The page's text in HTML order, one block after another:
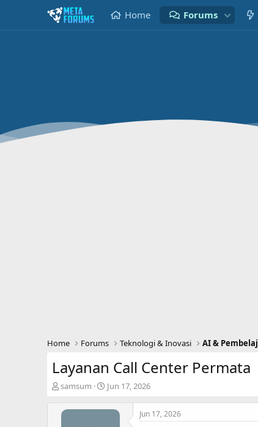
Home Forums
Home Forums Teknologi & Inovasi AI &
Layanan Call Center Permata
T
e
samsum
S
a
Jun 17, 2026
Jun 17, 2026